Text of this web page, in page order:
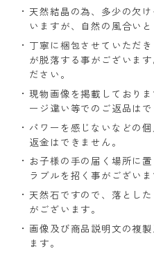
天然結晶の為、多少の欠
いますが、自然の風合い
丁寧に梱包させていただ
が脱落する事がございま
ださい。
現物画像を掲載しており
ージ違い等でのご返品はで
パワーを感じないなどの
返金はできません。
お子様の手の届く場所に
ラブルを招く事がござい
天然石ですので、落とし
がございます。
画像及び商品説明文の複
ます。